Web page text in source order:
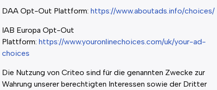
DAA Opt-Out Plattform: https://www.aboutads.info/choices/
IAB Europa Opt-Out
Plattform: https://www.youronlinechoices.com/uk/your-ad-
choices
Die Nutzung von Criteo sind für die genannten Zwecke zur
Wahrung unserer berechtigten Interessen sowie der Dritter